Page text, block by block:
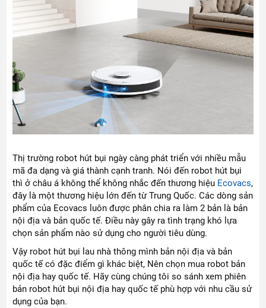
Thị trường robot hút bụi ngày càng phát triển với nhiều mẫu
mã đa dạng và giá thành cạnh tranh. Nói đến robot hút bụi
thì ở châu á không thể không nhắc đến thương hiệu Ecovacs,
đây là một thương hiệu lớn đến từ Trung Quốc. Các dòng sản
phẩm của Ecovacs luôn được phân chia ra làm 2 bản là bản
nội địa và bản quốc tế. Điều này gây ra tình trạng khó lựa
chọn sản phẩm nào sử dụng cho người tiêu dùng.
Vậy robot hút bụi lau nhà thông mình bản nội địa và bản
quốc tế có đặc điểm gì khác biệt, Nên chọn mua robot bản
nội địa hay quốc tế. Hãy cùng chúng tôi so sánh xem phiên
bản robot hút bụi nội địa hay quốc tế phù hợp với nhu cầu sử
dụng của bạn.